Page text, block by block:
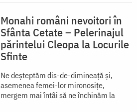
Monahi români nevoitori în
Sfânta Cetate – Pelerinajul
părintelui Cleopa la Locurile
Sfinte
Ne deșteptăm dis-de-dimineață și,
asemenea femei-lor mironosițe,
mergem mai întâi să ne închinăm la